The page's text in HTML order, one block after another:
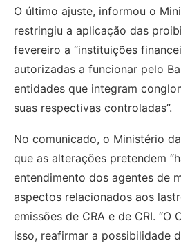
O último ajuste, informou o
restringiu a aplicação das
fevereiro a “instituições
autorizadas a funcionar pelo
entidades que integram
suas respectivas controladas”.
No comunicado, o Ministério
que as alterações pretendem
entendimento dos agentes de
aspectos relacionados aos
emissões de CRA e de CRI. “O
isso, reafirmar a possibilidade